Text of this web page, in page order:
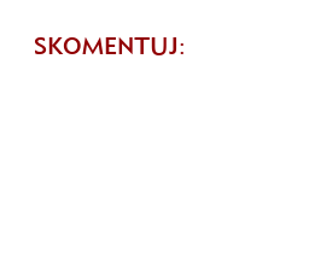
SKOMENTUJ: